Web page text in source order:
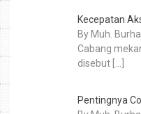
Kecepatan
By Muh.
Cabang
disebut […]
Pentingnya